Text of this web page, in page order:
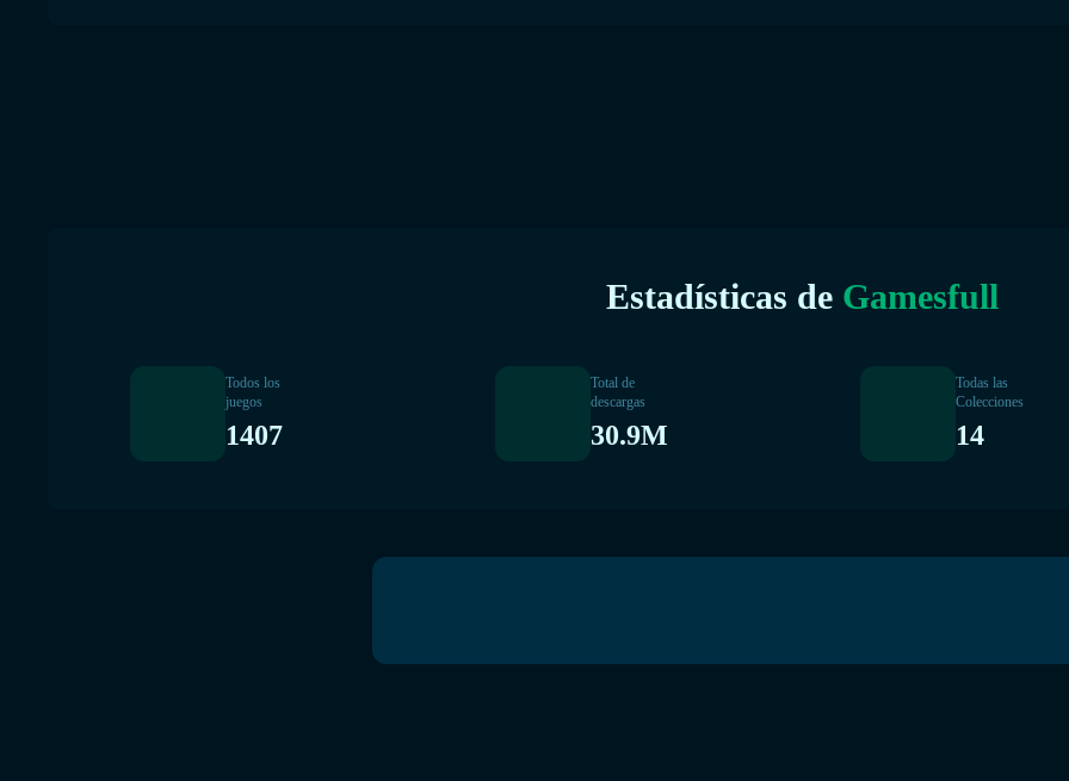
Estadísticas de Gamesfull
Todos los
juegos
1407
Total de
descargas
30.9M
Todas las
Colecciones
14